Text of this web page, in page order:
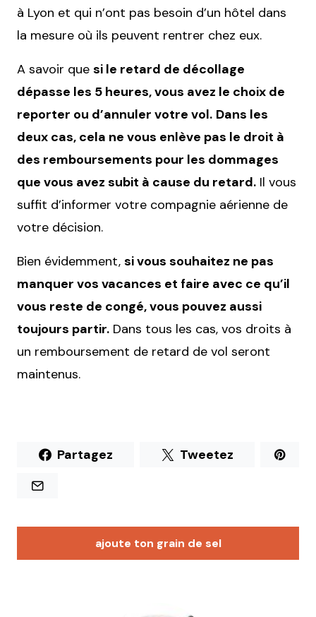
à Lyon et qui n’ont pas besoin d’un hôtel dans
la mesure où ils peuvent rentrer chez eux.
A savoir que si le retard de décollage
dépasse les 5 heures, vous avez le choix de
reporter ou d’annuler votre vol. Dans les
deux cas, cela ne vous enlève pas le droit à
des remboursements pour les dommages
que vous avez subit à cause du retard. Il vous
suffit d’informer votre compagnie aérienne de
votre décision.
Bien évidemment, si vous souhaitez ne pas
manquer vos vacances et faire avec ce qu’il
vous reste de congé, vous pouvez aussi
toujours partir. Dans tous les cas, vos droits à
un remboursement de retard de vol seront
maintenus.
Partagez Tweetez
ajoute ton grain de sel